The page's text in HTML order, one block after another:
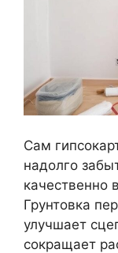
Сам
надолго
качественно
Грунтовка
улучшает
сокращает